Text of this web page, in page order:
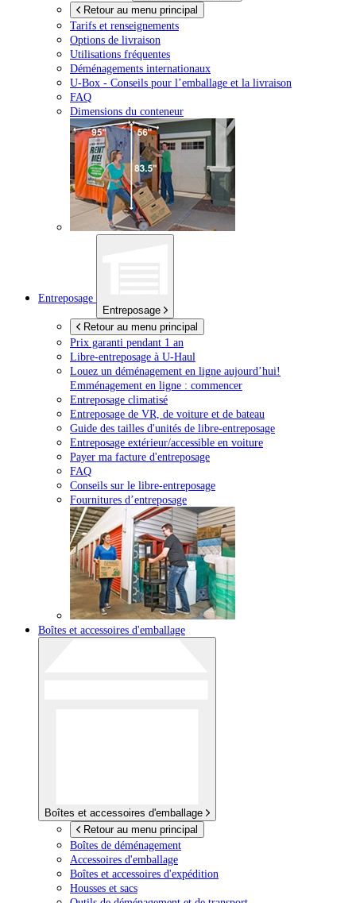
Retour au menu principal
Tarifs et renseignements
Options de livraison
Utilisations fréquentes
Déménagements internationaux
U-Box - Conseils pour l’emballage et la livraison
FAQ
Dimensions du conteneur
Entreposage
Entreposage
Retour au menu principal
Prix garanti pendant 1 an
Libre-entreposage à U-Haul
Louez un déménagement en ligne aujourd’hui!
Emménagement en ligne : commencer
Entreposage climatisé
Entreposage de VR, de voiture et de bateau
Guide des tailles d'unités de libre-entreposage
Entreposage extérieur/accessible en voiture
Payer ma facture d'entreposage
FAQ
Conseils sur le libre-entreposage
Fournitures d’entreposage
Boîtes et accessoires d'emballage
Boîtes et accessoires d'emballage
Retour au menu principal
Boîtes de déménagement
Accessoires d'emballage
Boîtes et accessoires d'expédition
Housses et sacs